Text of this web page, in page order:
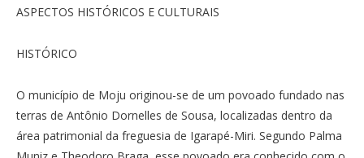
ASPECTOS HISTÓRICOS E CULTURAIS
HISTÓRICO
O município de Moju originou-se de um povoado fundado nas
terras de Antônio Dornelles de Sousa, localizadas dentro da
área patrimonial da freguesia de Igarapé-Miri. Segundo Palma